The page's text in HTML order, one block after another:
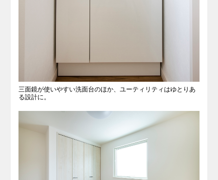
三面鏡が使いやすい洗面台のほか、ユーティリティはゆとりあ
る設計に。